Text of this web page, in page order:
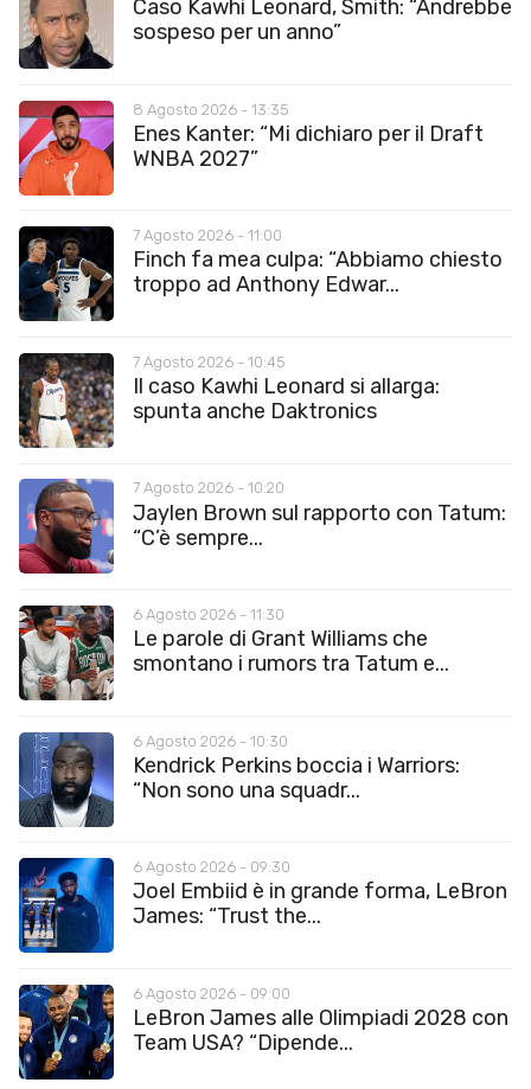
Caso Kawhi Leonard, Smith: “Andrebbe
sospeso per un anno”
8 Agosto 2026 - 13:35
Enes Kanter: “Mi dichiaro per il Draft
WNBA 2027”
7 Agosto 2026 - 11:00
Finch fa mea culpa: “Abbiamo chiesto
troppo ad Anthony Edwar...
7 Agosto 2026 - 10:45
Il caso Kawhi Leonard si allarga:
spunta anche Daktronics
7 Agosto 2026 - 10:20
Jaylen Brown sul rapporto con Tatum:
“C’è sempre...
6 Agosto 2026 - 11:30
Le parole di Grant Williams che
smontano i rumors tra Tatum e...
6 Agosto 2026 - 10:30
Kendrick Perkins boccia i Warriors:
“Non sono una squadr...
6 Agosto 2026 - 09:30
Joel Embiid è in grande forma, LeBron
James: “Trust the...
6 Agosto 2026 - 09:00
LeBron James alle Olimpiadi 2028 con
Team USA? “Dipende...